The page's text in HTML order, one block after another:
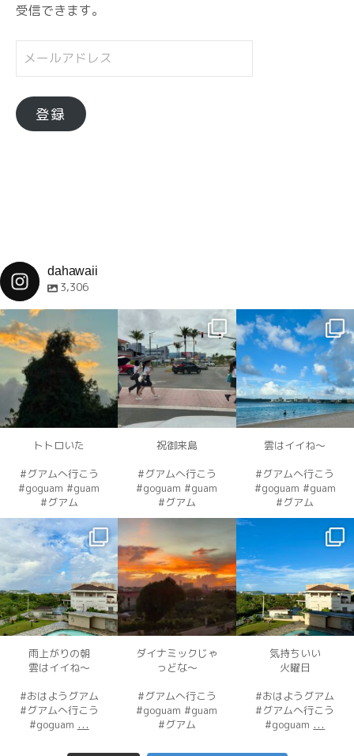
受信できます。
ー
ア
ド
登録
dahawaii
3,306
トトロいた
#グアムへ行こう
#goguam #guam
#グアム
dahawaii
12月 4
祝御来島
#グアムへ行こう
#goguam #guam
#グアム
dahawaii
12月 4
雲はイイね〜
#グアムへ行こう
#goguam #guam
#グアム
dahawaii
12月 3
雨上がりの朝
雲はイイね〜
#おはようグアム
#グアムへ行こう
#goguam ...
dahawaii
12月 3
ダイナミックじゃ
っどな〜
#グアムへ行こう
#goguam #guam
#グアム
12月 2
気持ちいい
火曜日
#おはようグアム
#グアムへ行こう
#goguam ...